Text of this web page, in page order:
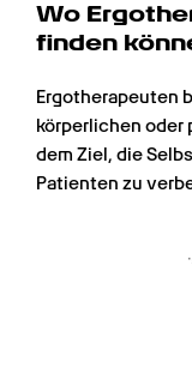
Wo
finden
Ergotherapeuten
körperlichen
dem Ziel, die
Patienten zu